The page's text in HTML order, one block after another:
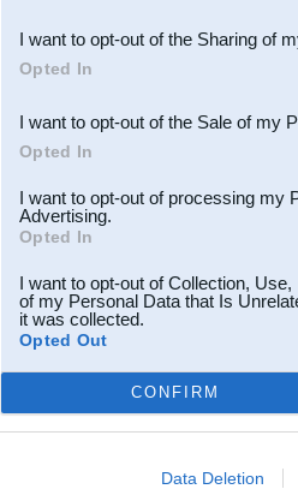
Downstream Participants
third parties.
I want to opt-out of the Sharing of
Opted In
I want to opt-out of the Sale of my
Opted In
I want to opt-out of processing my
Advertising.
Opted In
I want to opt-out of Collection,
of my Personal Data that Is
it was collected.
Opted Out
CONFIRM
Data Deletion